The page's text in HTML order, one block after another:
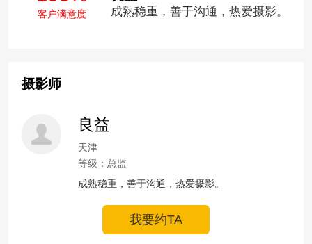
客户满意度 成熟稳重，善于沟通，热爱摄影。
摄影师
良益
天津
等级：总监
成熟稳重，善于沟通，热爱摄影。
我要约TA